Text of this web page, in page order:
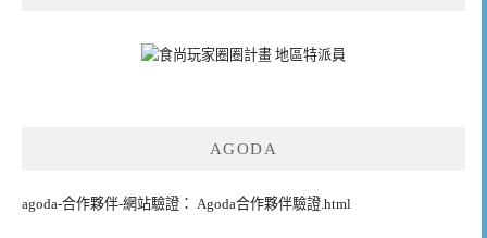
AGODA
agoda-合作夥伴-網站驗證： Agoda合作夥伴驗證.html